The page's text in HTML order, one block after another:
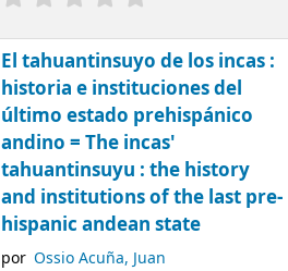
El tahuantinsuyo de los incas :
historia e instituciones del
último estado prehispánico
andino = The incas'
tahuantinsuyu : the history
and institutions of the last pre-
hispanic andean state
por Ossio Acuña, Juan